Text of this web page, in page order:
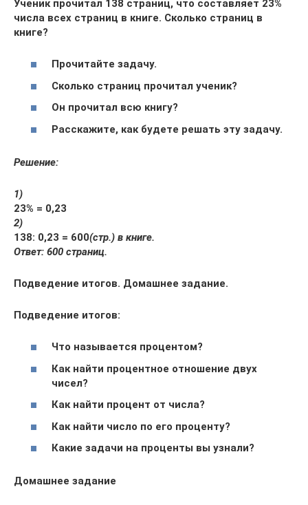
Ученик прочитал 138 страниц, что составляет 23%
числа всех страниц в книге. Сколько страниц в
книге?
Прочитайте задачу.
Сколько страниц прочитал ученик?
Он прочитал всю книгу?
Расскажите, как будете решать эту задачу.
Решение:
1)
23% = 0,23
2)
138: 0,23 = 600(стр.) в книге.
Ответ: 600 страниц.
Подведение итогов. Домашнее задание.
Подведение итогов:
Что называется процентом?
Как найти процентное отношение двух
чисел?
Как найти процент от числа?
Как найти число по его проценту?
Какие задачи на проценты вы узнали?
Домашнее задание